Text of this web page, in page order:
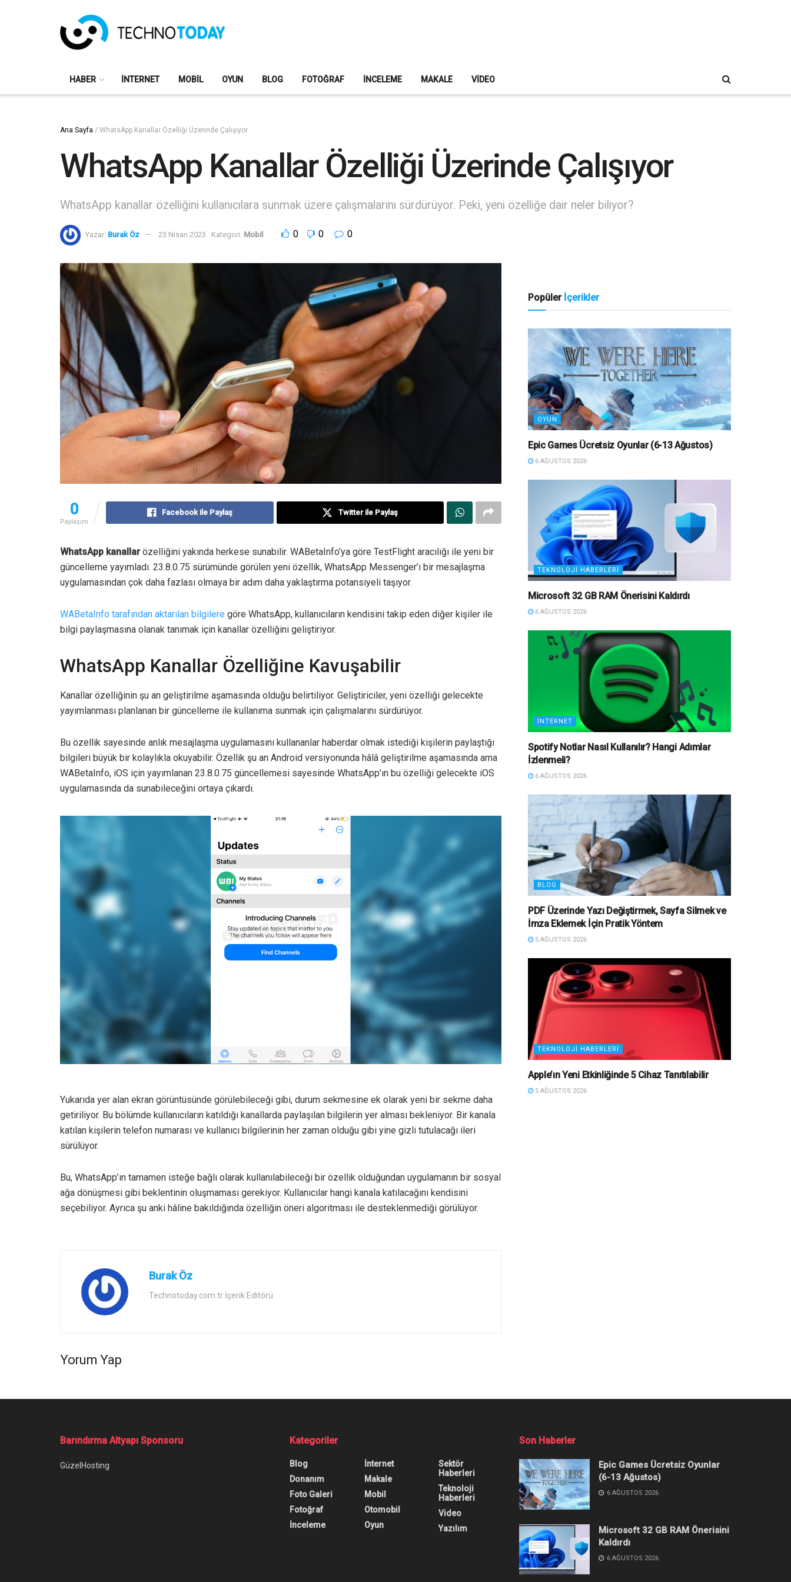
HABER İNTERNET MOBIL OYUN BLOG FOTOĞRAF İNCELEME MAKALE VIDEO
Ana Sayfa / WhatsApp Kanallar Özelliği Üzerinde Çalışıyor
WhatsApp Kanallar Özelliği Üzerinde Çalışıyor
WhatsApp kanallar özelliğini kullanıcılara sunmak üzere çalışmalarını sürdürüyor. Peki, yeni özelliğe dair neler biliyor?
Yazar: Burak Öz 23 Nisan 2023 Kategori: Mobil 0 0 0
0
Paylaşım
Facebook ile Paylaş Twitter ile Paylaş
WhatsApp kanallarözelliğini yakında herkese sunabilir. WABetaInfo’ya göre TestFlight aracılığı ile yeni bir
güncelleme yayımladı. 23.8.0.75 sürümünde görülen yeni özellik, WhatsApp Messenger’ı bir mesajlaşma
uygulamasından çok daha fazlası olmaya bir adım daha yaklaştırma potansiyeli taşıyor.
WABetaInfo tarafından aktarılan bilgilere göre WhatsApp, kullanıcıların kendisini takip eden diğer kişiler ile
bilgi paylaşmasına olanak tanımak için kanallar özelliğini geliştiriyor.
WhatsApp Kanallar Özelliğine Kavuşabilir
Kanallar özelliğinin şu an geliştirilme aşamasında olduğu belirtiliyor. Geliştiriciler, yeni özelliği gelecekte
yayımlanması planlanan bir güncelleme ile kullanıma sunmak için çalışmalarını sürdürüyor.
Bu özellik sayesinde anlık mesajlaşma uygulamasını kullananlar haberdar olmak istediği kişilerin paylaştığı
bilgileri büyük bir kolaylıkla okuyabilir. Özellik şu an Android versiyonunda hâlâ geliştirilme aşamasında ama
WABetaInfo, iOS için yayımlanan 23.8.0.75 güncellemesi sayesinde WhatsApp’ın bu özelliği gelecekte iOS
uygulamasında da sunabileceğini ortaya çıkardı.
Yukarıda yer alan ekran görüntüsünde görülebileceği gibi, durum sekmesine ek olarak yeni bir sekme daha
getiriliyor. Bu bölümde kullanıcıların katıldığı kanallarda paylaşılan bilgilerin yer alması bekleniyor. Bir kanala
katılan kişilerin telefon numarası ve kullanıcı bilgilerinin her zaman olduğu gibi yine gizli tutulacağı ileri
sürülüyor.
Bu, WhatsApp’ın tamamen isteğe bağlı olarak kullanılabileceği bir özellik olduğundan uygulamanın bir sosyal
ağa dönüşmesi gibi beklentinin oluşmaması gerekiyor. Kullanıcılar hangi kanala katılacağını kendisini
seçebiliyor. Ayrıca şu anki hâline bakıldığında özelliğin öneri algoritması ile desteklenmediği görülüyor.
Burak Öz
Technotoday.com.tr İçerik Editörü
Yorum Yap
Popüler İçerikler
OYUN
Epic Games Ücretsiz Oyunlar (6-13 Ağustos)
6 AĞUSTOS 2026
TEKNOLOJI HABERLERI
Microsoft 32 GB RAM Önerisini Kaldırdı
6 AĞUSTOS 2026
İNTERNET
Spotify Notlar Nasıl Kullanılır? Hangi Adımlar
İzlenmeli?
6 AĞUSTOS 2026
BLOG
PDF Üzerinde Yazı Değiştirmek, Sayfa Silmek ve
İmza Eklemek İçin Pratik Yöntem
5 AĞUSTOS 2026
TEKNOLOJI HABERLERI
Apple’ın Yeni Etkinliğinde 5 Cihaz Tanıtılabilir
5 AĞUSTOS 2026
Ana Sayfa/Güç Tuşu Bozuk Telefon Nasıl Açılır? Yöntemi Nedir?
Güç Tuşu Bozuk Telefon Nasıl Açılır? Yöntemi
Güç tuşu bozuk telefon nasıl açılır, bunun için hangi yöntemlere başvurulabilir? Bu soruların cevabına rehberimizden ulaşabilirsiniz.